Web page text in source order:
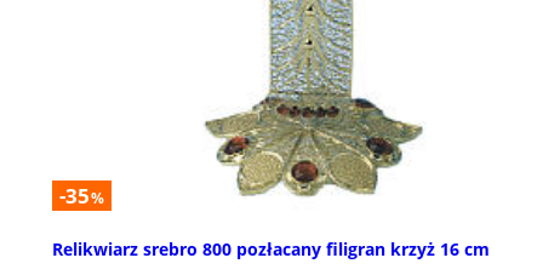
-35%
Relikwiarz srebro 800 pozłacany filigran krzyż 16 cm